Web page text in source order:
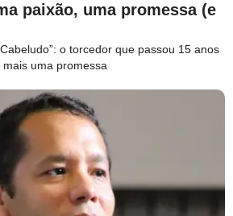
paixão, uma promessa (e
o torcedor que passou 15 anos
uma promessa